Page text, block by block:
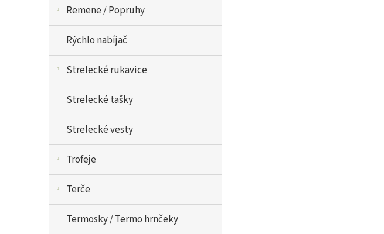
Remene / Popruhy
Rýchlo nabíjač
Strelecké rukavice
Strelecké tašky
Strelecké vesty
Trofeje
Terče
Termosky / Termo hrnčeky